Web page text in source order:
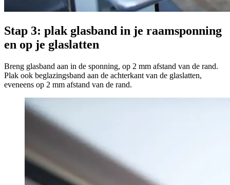
Stap 3: plak glasband in je raamsponning
en op je glaslatten
Breng glasband aan in de sponning, op 2 mm afstand van de rand.
Plak ook beglazingsband aan de achterkant van de glaslatten,
eveneens op 2 mm afstand van de rand.